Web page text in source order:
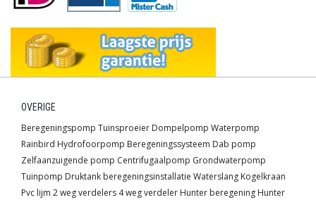
OVERIGE
Beregeningspomp Tuinsproeier Dompelpomp Waterpomp
Rainbird Hydrofoorpomp Beregeningssysteem Dab pomp
Zelfaanzuigende pomp Centrifugaalpomp Grondwaterpomp
Tuinpomp Druktank beregeningsinstallatie Waterslang Kogelkraan
Pvc lijm 2 weg verdelers 4 weg verdeler Hunter beregening Hunter